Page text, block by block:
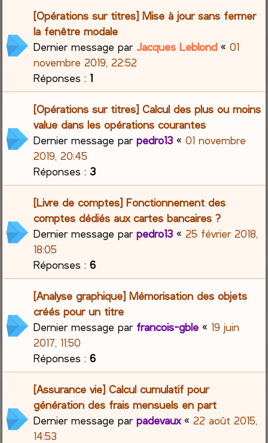
[Opérations sur titres] Mise à jour sans fermer
la fenêtre modale
Dernier message parJacques Leblond «01
novembre 2019, 22:52
Réponses :1
[Opérations sur titres] Calcul des plus ou moins
value dans les opérations courantes
Dernier message parpedro13 «01 novembre
2019, 20:45
Réponses :3
[Livre de comptes] Fonctionnement des
comptes dédiés aux cartes bancaires ?
Dernier message parpedro13 «25 février 2018,
18:05
Réponses :6
[Analyse graphique] Mémorisation des objets
créés pour un titre
Dernier message par francois-gble « 19 juin
2017, 11:50
Réponses :6
[Assurance vie] Calcul cumulatif pour
génération des frais mensuels en part
Dernier message parpadevaux«22 août 2015,
14:53